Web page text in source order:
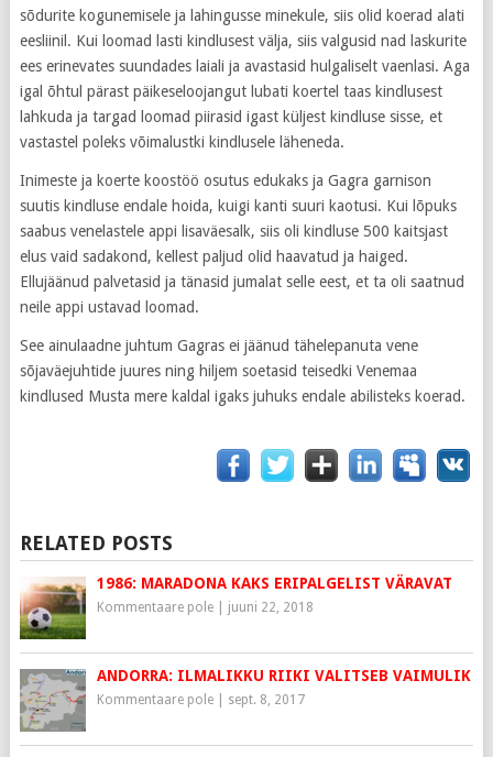
sõdurite kogunemisele ja lahingusse minekule, siis olid koerad alati
eesliinil. Kui loomad lasti kindlusest välja, siis valgusid nad laskurite
ees erinevates suundades laiali ja avastasid hulgaliselt vaenlasi. Aga
igal õhtul pärast päikeseloojangut lubati koertel taas kindlusest
lahkuda ja targad loomad piirasid igast küljest kindluse sisse, et
vastastel poleks võimalustki kindlusele läheneda.
Inimeste ja koerte koostöö osutus edukaks ja Gagra garnison
suutis kindluse endale hoida, kuigi kanti suuri kaotusi. Kui lõpuks
saabus venelastele appi lisaväesalk, siis oli kindluse 500 kaitsjast
elus vaid sadakond, kellest paljud olid haavatud ja haiged.
Ellujäänud palvetasid ja tänasid jumalat selle eest, et ta oli saatnud
neile appi ustavad loomad.
See ainulaadne juhtum Gagras ei jäänud tähelepanuta vene
sõjaväejuhtide juures ning hiljem soetasid teisedki Venemaa
kindlused Musta mere kaldal igaks juhuks endale abilisteks koerad.
RELATED POSTS
1986: MARADONA KAKS ERIPALGELIST VÄRAVAT
Kommentaare pole| juuni 22, 2018
ANDORRA: ILMALIKKU RIIKI VALITSEB VAIMULIK
Kommentaare pole| sept. 8, 2017